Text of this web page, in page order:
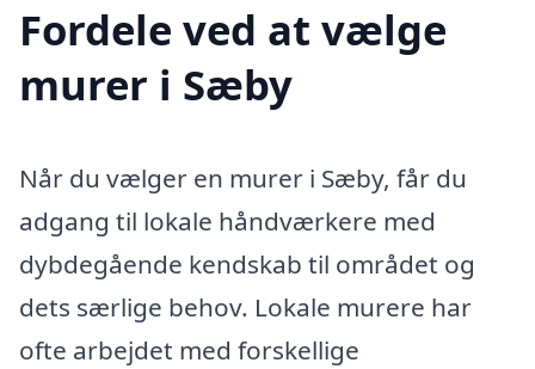
Fordele ved at vælge
murer i Sæby
Når du vælger en murer i Sæby, får du
adgang til lokale håndværkere med
dybdegående kendskab til området og
dets særlige behov. Lokale murere har
ofte arbejdet med forskellige